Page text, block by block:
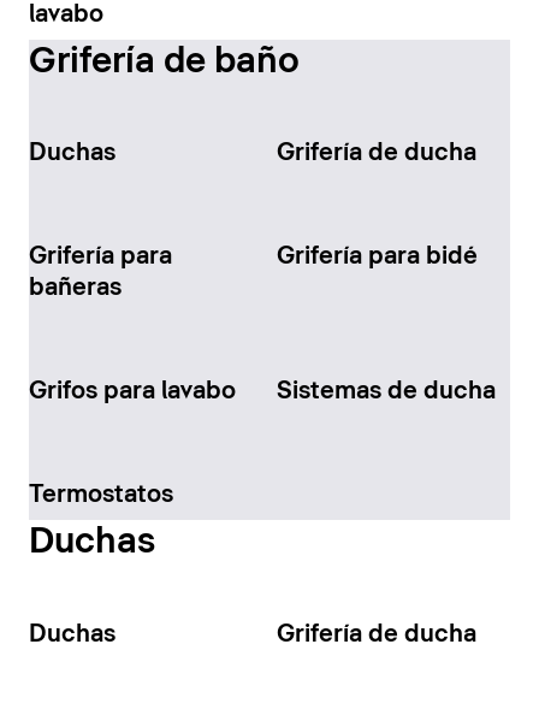
lavabo
Grifería de baño
Duchas Grifería de ducha
Grifería para
bañeras
Grifería para bidé
Grifos para lavabo Sistemas de ducha
Termostatos
Duchas
Duchas Grifería de ducha